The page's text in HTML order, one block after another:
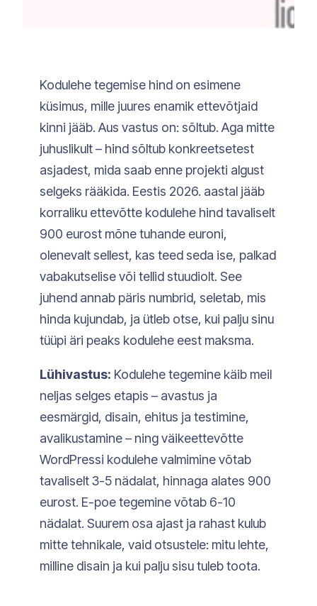
Kodulehe tegemise hind on esimene
küsimus, mille juures enamik ettevõtjaid
kinni jääb. Aus vastus on: sõltub. Aga mitte
juhuslikult – hind sõltub konkreetsetest
asjadest, mida saab enne projekti algust
selgeks rääkida. Eestis 2026. aastal jääb
korraliku ettevõtte kodulehe hind tavaliselt
900 eurost mõne tuhande euroni,
olenevalt sellest, kas teed seda ise, palkad
vabakutselise või tellid stuudiolt. See
juhend annab päris numbrid, seletab, mis
hinda kujundab, ja ütleb otse, kui palju sinu
tüüpi äri peaks kodulehe eest maksma.
Lühivastus: Kodulehe tegemine käib meil
neljas selges etapis – avastus ja
eesmärgid, disain, ehitus ja testimine,
avalikustamine – ning väikeettevõtte
WordPressi kodulehe valmimine võtab
tavaliselt 3-5 nädalat, hinnaga alates 900
eurost. E-poe tegemine võtab 6-10
nädalat. Suurem osa ajast ja rahast kulub
mitte tehnikale, vaid otsustele: mitu lehte,
milline disain ja kui palju sisu tuleb toota.